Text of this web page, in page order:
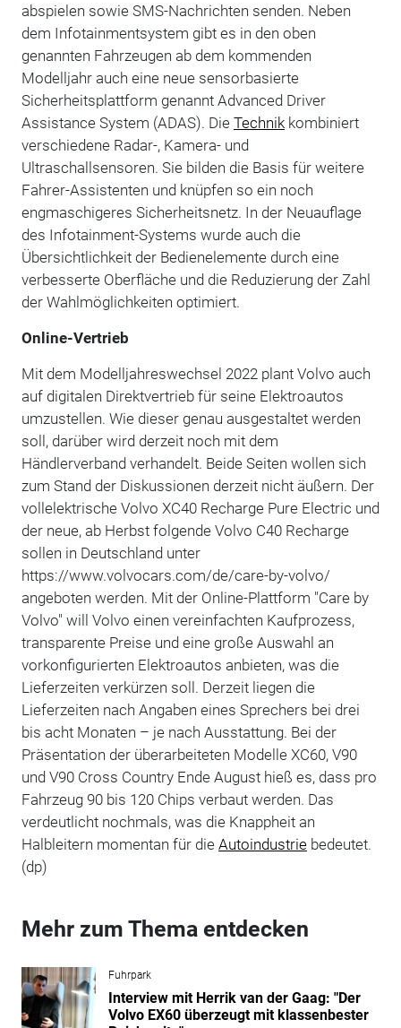
abspielen sowie SMS-Nachrichten senden. Neben
dem Infotainmentsystem gibt es in den oben
genannten Fahrzeugen ab dem kommenden
Modelljahr auch eine neue sensorbasierte
Sicherheitsplattform genannt Advanced Driver
Assistance System (ADAS). Die Technikkombiniert
verschiedene Radar-, Kamera- und
Ultraschallsensoren. Sie bilden die Basis für weitere
Fahrer-Assistenten und knüpfen so ein noch
engmaschigeres Sicherheitsnetz. In der Neuauflage
des Infotainment-Systems wurde auch die
Übersichtlichkeit der Bedienelemente durch eine
verbesserte Oberfläche und die Reduzierung der Zahl
der Wahlmöglichkeiten optimiert.
Online-Vertrieb
Mit dem Modelljahreswechsel 2022 plant Volvo auch
auf digitalen Direktvertrieb für seine Elektroautos
umzustellen. Wie dieser genau ausgestaltet werden
soll, darüber wird derzeit noch mit dem
Händlerverband verhandelt. Beide Seiten wollen sich
zum Stand der Diskussionen derzeit nicht äußern. Der
vollelektrische Volvo XC40 Recharge Pure Electric und
der neue, ab Herbst folgende Volvo C40 Recharge
sollen in Deutschland unter
https://www.volvocars.com/de/care-by-volvo/
angeboten werden. Mit der Online-Plattform "Care by
Volvo" will Volvo einen vereinfachten Kaufprozess,
transparente Preise und eine große Auswahl an
vorkonfigurierten Elektroautos anbieten, was die
Lieferzeiten verkürzen soll. Derzeit liegen die
Lieferzeiten nach Angaben eines Sprechers bei drei
bis acht Monaten – je nach Ausstattung. Bei der
Präsentation der überarbeiteten Modelle XC60, V90
und V90 Cross Country Ende August hieß es, dass pro
Fahrzeug 90 bis 120 Chips verbaut werden. Das
verdeutlicht nochmals, was die Knappheit an
Halbleitern momentan für die Autoindustriebedeutet.
(dp)
Mehr zum Thema entdecken
Fuhrpark
Interview mit Herrik van der Gaag: "Der
Volvo EX60 überzeugt mit klassenbester